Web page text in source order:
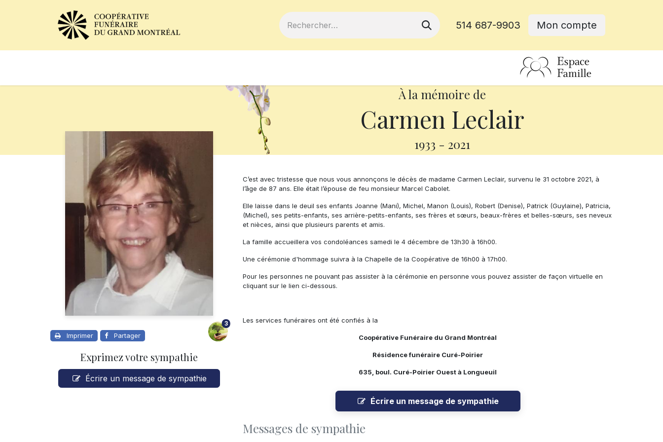
514 687-9903 Mon compte
À la mémoire de
Carmen Leclair
1933 - 2021
Imprimer Partager
3
Exprimez votre sympathie
Écrire un message de sympathie
C’est avec tristesse que nous vous annonçons le décès de madame Carmen Leclair, survenu le 31 octobre 2021, à
l’âge de 87 ans. Elle était l’épouse de feu monsieur Marcel Cabolet.
Elle laisse dans le deuil ses enfants Joanne (Mani), Michel, Manon (Louis), Robert (Denise), Patrick (Guylaine), Patricia,
(Michel), ses petits-enfants, ses arrière-petits-enfants, ses frères et sœurs, beaux-frères et belles-sœurs, ses neveux
et nièces, ainsi que plusieurs parents et amis.
La famille accueillera vos condoléances samedi le 4 décembre de 13h30 à 16h00.
Une cérémonie d'hommage suivra à la Chapelle de la Coopérative de 16h00 à 17h00.
Pour les personnes ne pouvant pas assister à la cérémonie en personne vous pouvez assister de façon virtuelle en
cliquant sur le lien ci-dessous.
Les services funéraires ont été confiés à la
Coopérative Funéraire du Grand Montréal
Résidence funéraire Curé-Poirier
635, boul. Curé-Poirier Ouest à Longueuil
Écrire un message de sympathie
Messages de sympathie